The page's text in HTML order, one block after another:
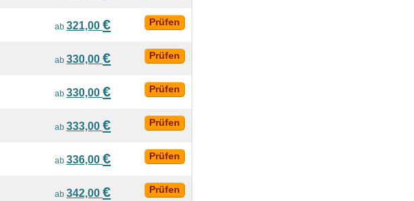
ab 321,00 € Prüfen
ab 330,00 € Prüfen
ab 330,00 € Prüfen
ab 333,00 € Prüfen
ab 336,00 € Prüfen
ab 342,00 € Prüfen